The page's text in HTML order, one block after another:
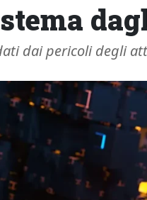
dai pericoli degli